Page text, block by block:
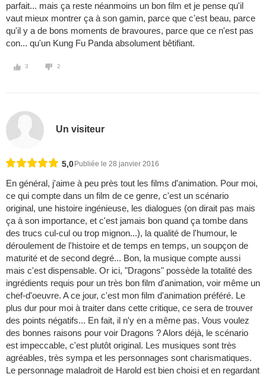
parfait... mais ça reste néanmoins un bon film et je pense qu'il
vaut mieux montrer ça à son gamin, parce que c'est beau, parce
qu'il y a de bons moments de bravoures, parce que ce n'est pas
con... qu'un Kung Fu Panda absolument bêtifiant.
3 2
Un visiteur
5,0 Publiée le 28 janvier 2016
En général, j'aime à peu près tout les films d'animation. Pour moi,
ce qui compte dans un film de ce genre, c'est un scénario
original, une histoire ingénieuse, les dialogues (on dirait pas mais
ça à son importance, et c'est jamais bon quand ça tombe dans
des trucs cul-cul ou trop mignon...), la qualité de l'humour, le
déroulement de l'histoire et de temps en temps, un soupçon de
maturité et de second degré... Bon, la musique compte aussi
mais c'est dispensable. Or ici, "Dragons" possède la totalité des
ingrédients requis pour un très bon film d'animation, voir même un
chef-d'oeuvre. A ce jour, c'est mon film d'animation préféré. Le
plus dur pour moi à traiter dans cette critique, ce sera de trouver
des points négatifs... En fait, il n'y en a même pas. Vous voulez
des bonnes raisons pour voir Dragons ? Alors déjà, le scénario
est impeccable, c'est plutôt original. Les musiques sont très
agréables, très sympa et les personnages sont charismatiques.
Le personnage maladroit de Harold est bien choisi et en regardant